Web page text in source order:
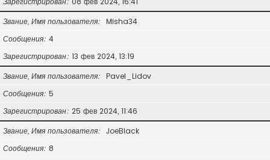
Звание, Имя пользователя
Misha34
Сообщения 4
Зарегистрирован 13 фев 2024, 13:19
Звание, Имя пользователя
Pavel_Lidov
Сообщения 5
Зарегистрирован 25 фев 2024, 11:46
Звание, Имя пользователя
JoeBlack
Сообщения 8